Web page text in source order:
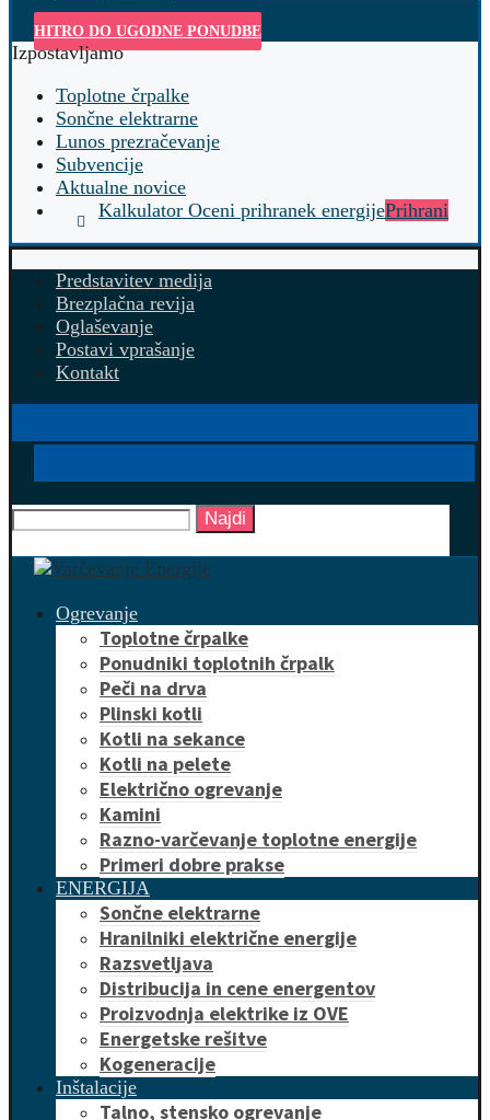
HITRO DO UGODNE PONUDBE
Izpostavljamo
Toplotne črpalke
Sončne elektrarne
Lunos prezračevanje
Subvencije
Aktualne novice
Kalkulator Oceni prihranek energijePrihrani
Predstavitev medija
Brezplačna revija
Oglaševanje
Postavi vprašanje
Kontakt
Najdi
Ogrevanje
Toplotne črpalke
Ponudniki toplotnih črpalk
Peči na drva
Plinski kotli
Kotli na sekance
Kotli na pelete
Električno ogrevanje
Kamini
Razno-varčevanje toplotne energije
Primeri dobre prakse
ENERGIJA
Sončne elektrarne
Hranilniki električne energije
Razsvetljava
Distribucija in cene energentov
Proizvodnja elektrike iz OVE
Energetske rešitve
Kogeneracije
Inštalacije
Talno, stensko ogrevanje